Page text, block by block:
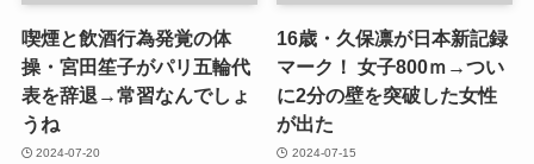
喫煙と飲酒行為発覚の体
操・宮田笙子がパリ五輪代
表を辞退→常習なんでしょ
うね
2024-07-20
16歳・久保凛が日本新記録
マーク！ 女子800ｍ→つい
に2分の壁を突破した女性
が出た
2024-07-15